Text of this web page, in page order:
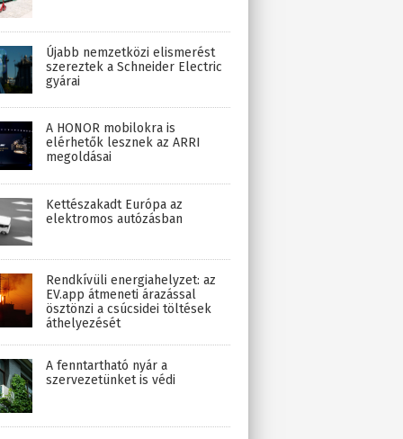
Újabb nemzetközi elismerést
szereztek a Schneider Electric
gyárai
A HONOR mobilokra is
elérhetők lesznek az ARRI
megoldásai
Kettészakadt Európa az
elektromos autózásban
Rendkívüli energiahelyzet: az
EV.app átmeneti árazással
ösztönzi a csúcsidei töltések
áthelyezését
A fenntartható nyár a
szervezetünket is védi